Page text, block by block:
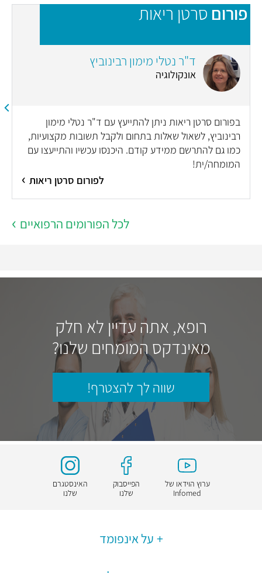
פורום סרטן ריאות
ד"ר נטלי מימון רבינוביץ
אונקולוגיה
בפורום סרטן ריאות ניתן להתייעץ עם ד"ר נטלי מימון
רבינוביץ, לשאול שאלות בתחום ולקבל תשובות מקצועיות,
כמו גם להתרשם ממידע קודם. היכנסו עכשיו והתייעצו עם
המומחה/ית!
לפורום סרטן ריאות
לכל הפורומים הרפואיים
רופא, אתה עדיין לא חלק
מאינדקס המומחים שלנו?
שווה לך להצטרף!
ערוץ הוידאו של
Infomed
הפייסבוק
שלנו
האינסטגרם
שלנו
על אינפומד